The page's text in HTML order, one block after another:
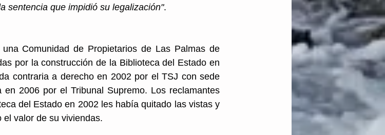
sentencia que impidió su legalización".
Comunidad de Propietarios de Las Palmas de
por la construcción de la Biblioteca del Estado en
contraria a derecho en 2002 por el TSJ con sede
2006 por el Tribunal Supremo. Los reclamantes
del Estado en 2002 les había quitado las vistas y
valor de su viviendas.